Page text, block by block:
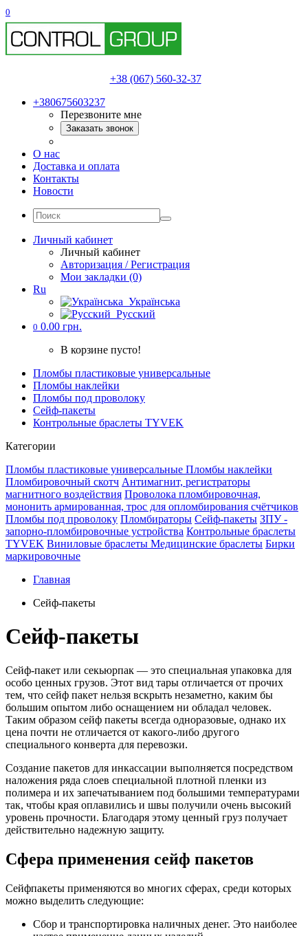
0
+38 (067) 560-32-37
+380675603237
Перезвоните мне
Заказать звонок
О нас
Доставка и оплата
Контакты
Новости
Личный кабинет
Личный кабинет
Авторизация / Регистрация
Мои закладки (0)
Ru
Українська
Русский
0 0.00 грн.
В корзине пусто!
Пломбы пластиковые универсальные
Пломбы наклейки
Пломбы под проволоку
Cейф-пакеты
Контрольные браслеты TYVEK
Категории
Пломбы пластиковые универсальные Пломбы наклейки
Пломбировочный скотч Антимагнит, регистраторы
магнитного воздействия Проволока пломбировочная,
мононить армированная, трос для опломбирования счётчиков
Пломбы под проволоку Пломбираторы Cейф-пакеты ЗПУ -
запорно-пломбировочные устройства Контрольные браслеты
TYVEK Виниловые браслеты Медицинские браслеты Бирки
маркировочные
Главная
Cейф-пакеты
Cейф-пакеты
Сейф-пакет или секьюрпак — это специальная упаковка для
особо ценных грузов. Этот вид тары отличается от прочих
тем, что сейф пакет нельзя вскрыть незаметно, каким бы
большим опытом либо оснащением ни обладал человек.
Таким образом сейф пакеты всегда одноразовые, однако их
цена почти не отличается от какого-либо другого
специального конверта для перевозки.
Создание пакетов для инкассации выполняется посредством
наложения ряда слоев специальной плотной пленки из
полимера и их запечатыванием под большими температурами
так, чтобы края оплавились и швы получили очень высокий
уровень прочности. Благодаря этому ценный груз получает
действительно надежную защиту.
Сфера применения сейф пакетов
Сейфпакеты применяются во многих сферах, среди которых
можно выделить следующие:
Сбор и транспортировка наличных денег. Это наиболее